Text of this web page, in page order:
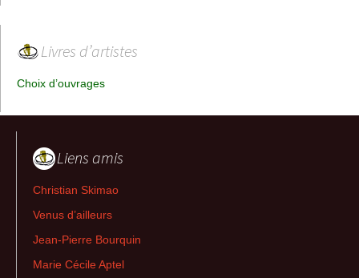
Livres d’artistes
Choix d’ouvrages
Liens amis
Christian Skimao
Venus d’ailleurs
Jean-Pierre Bourquin
Marie Cécile Aptel